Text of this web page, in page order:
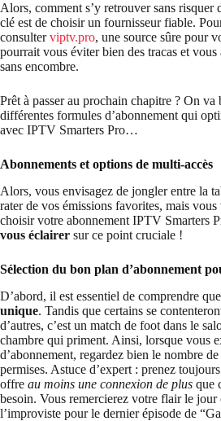
Alors, comment s’y retrouver sans risquer
clé est de choisir un fournisseur fiable.
consulterviptv.pro, une source sûre pour
pourrait vous éviter bien des tracas et vous
sans encombre.
Prêt à passer au prochain chapitre ? On
différentes formules d’abonnement qui
avec IPTV Smarters Pro…
Abonnements et options de multi-accès
Alors, vous envisagez de jongler entre la
rater de vos émissions favorites, mais
choisir votre abonnement IPTV Smarters
vous éclairer sur ce point cruciale !
Sélection du bon plan d’abonnement
D’abord, il est essentiel de comprendre
unique. Tandis que certains se
d’autres, c’est un match de foot dans le
chambre qui priment. Ainsi, lorsque vous
d’abonnement, regardez bien le nombre
permises. Astuce d’expert : prenez
offre au moins une connexion de plus que
besoin. Vous remercierez votre flair le jour
l’improviste pour le dernier épisode de